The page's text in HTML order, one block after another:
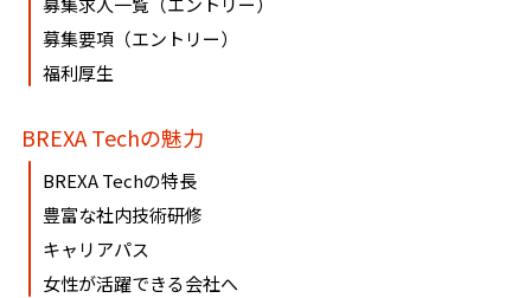
募集要項（エントリー）
福利厚生
BREXA Techの魅力
BREXA Techの特長
豊富な社内技術研修
キャリアパス
女性が活躍できる会社へ